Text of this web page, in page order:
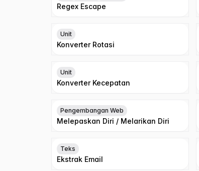
Regex Escape
Unit
Konverter Rotasi
Unit
Konverter Kecepatan
Pengembangan Web
Melepaskan Diri / Melarikan Diri
Teks
Ekstrak Email